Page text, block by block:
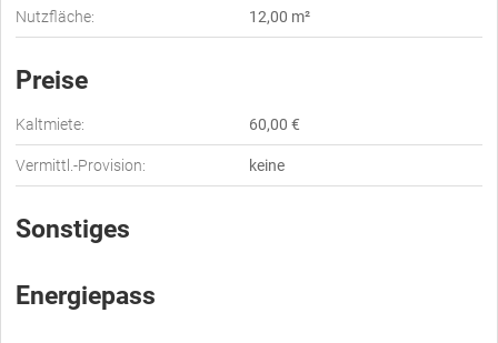
Nutzfläche: 12,00 m²
Preise
Kaltmiete: 60,00 €
Vermittl.-Provision: keine
Sonstiges
Energiepass